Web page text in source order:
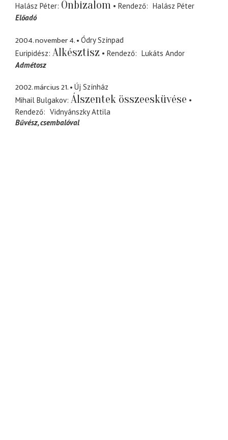
Halász Péter Önbizalom Rendező
Halász Péter
Előadó
2004. november 4.
Ódry Színpad
Euripidész Alkésztisz Rendező
Lukáts Andor
Admétosz
2002. március 21.
Új Színház
Mihail Bulgakov Álszentek összeesküvése
Rendező
Vidnyánszky Attila
Bűvész csembalóval